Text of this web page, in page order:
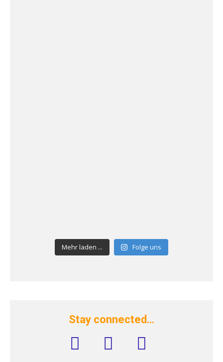
Mehr laden ... Folge uns
Stay connected…
facebook instagram